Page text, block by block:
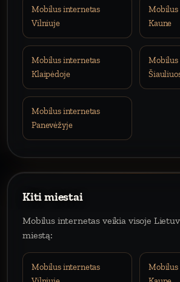
Mobilus internetas
Vilniuje
Mobilus
Kaune
Mobilus internetas
Klaipėdoje
Mobilus
Mobilus internetas
Panevėžyje
Kiti miestai
Mobilus internetas veikia visoje
miestą:
Mobilus internetas
Mobilus